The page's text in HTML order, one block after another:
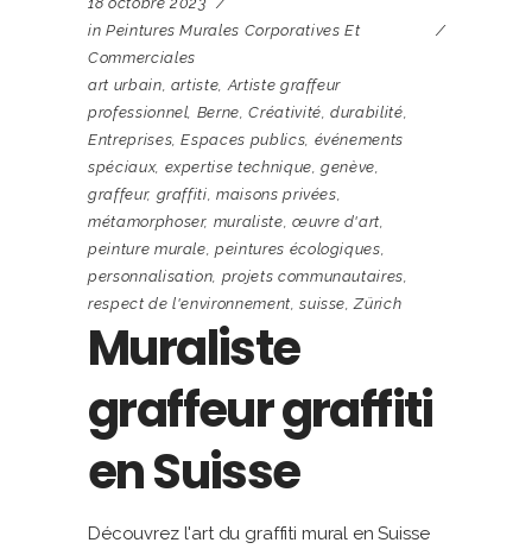
in Peintures Murales Corporatives Et
Commerciales
art urbain, artiste,Artiste graffeur
professionnel, Berne,Créativité,durabilité,
Entreprises,Espaces publics, événements
spéciaux, expertise technique,genève,
graffeur, graffiti,maisons privées,
métamorphoser, muraliste, œuvre d'art,
peinture murale,peintures écologiques,
personnalisation, projets communautaires,
respect de l'environnement,suisse,Zürich
Muraliste
graffeur graffiti
en Suisse
Découvrez l'art du graffiti mural en Suisse